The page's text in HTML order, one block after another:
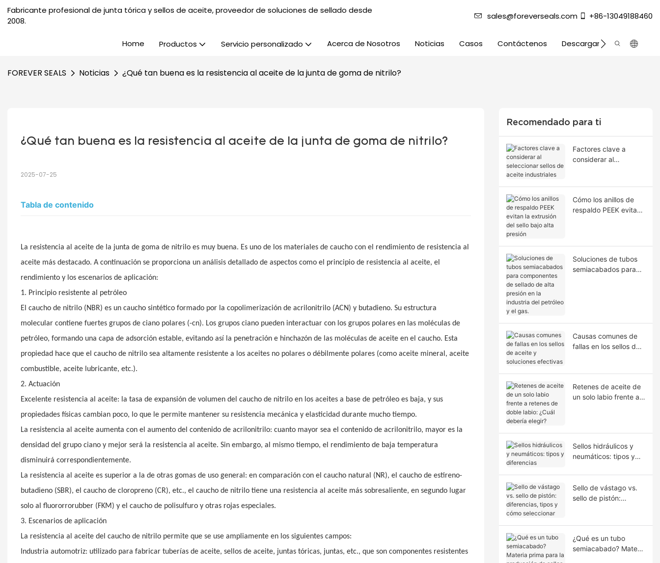
Fabricante profesional de junta tórica y sellos de aceite, proveedor de soluciones de sellado desde
2008.
sales@foreverseals.com +86-13049188460
Home Productos Servicio personalizado Acerca de Nosotros Noticias Casos Contáctenos Descargar
FOREVER SEALS Noticias ¿Qué tan buena es la resistencia al aceite de la junta de goma de nitrilo?
¿Qué tan buena es la resistencia al aceite de la junta de goma de nitrilo?
2025-07-25
Tabla de contenido
La resistencia al aceite de la junta de goma de nitrilo es muy buena. Es uno de los materiales de caucho con el rendimiento de resistencia al
aceite más destacado. A continuación se proporciona un análisis detallado de aspectos como el principio de resistencia al aceite, el
rendimiento y los escenarios de aplicación:
1. Principio resistente al petróleo
El caucho de nitrilo (NBR) es un caucho sintético formado por la copolimerización de acrilonitrilo (ACN) y butadieno. Su estructura
molecular contiene fuertes grupos de ciano polares (-cn). Los grupos ciano pueden interactuar con los grupos polares en las moléculas de
petróleo, formando una capa de adsorción estable, evitando así la penetración e hinchazón de las moléculas de aceite en el caucho. Esta
propiedad hace que el caucho de nitrilo sea altamente resistente a los aceites no polares o débilmente polares (como aceite mineral, aceite
combustible, aceite lubricante, etc.).
2. Actuación
Excelente resistencia al aceite: la tasa de expansión de volumen del caucho de nitrilo en los aceites a base de petróleo es baja, y sus
propiedades físicas cambian poco, lo que le permite mantener su resistencia mecánica y elasticidad durante mucho tiempo.
La resistencia al aceite aumenta con el aumento del contenido de acrilonitrilo: cuanto mayor sea el contenido de acrilonitrilo, mayor es la
densidad del grupo ciano y mejor será la resistencia al aceite. Sin embargo, al mismo tiempo, el rendimiento de baja temperatura
disminuirá correspondientemente.
La resistencia al aceite es superior a la de otras gomas de uso general: en comparación con el caucho natural (NR), el caucho de estireno-
butadieno (SBR), el caucho de cloropreno (CR), etc., el caucho de nitrilo tiene una resistencia al aceite más sobresaliente, en segundo lugar
solo al fluororrorubber (FKM) y el caucho de polisulfuro y otras rojas especiales.
3. Escenarios de aplicación
La resistencia al aceite del caucho de nitrilo permite que se use ampliamente en los siguientes campos:
Industria automotriz: utilizado para fabricar tuberías de aceite, sellos de aceite, juntas tóricas, juntas, etc., que son componentes resistentes
Recomendado para ti
Factores clave a
considerar al
Cómo los anillos de
respaldo PEEK evitan
Soluciones de tubos
semiacabados para
Causas comunes de
fallas en los sellos de
Retenes de aceite de
un solo labio frente a
Sellos hidráulicos y
neumáticos: tipos y
Sello de vástago vs.
sello de pistón:
¿Qué es un tubo
semiacabado? Materia